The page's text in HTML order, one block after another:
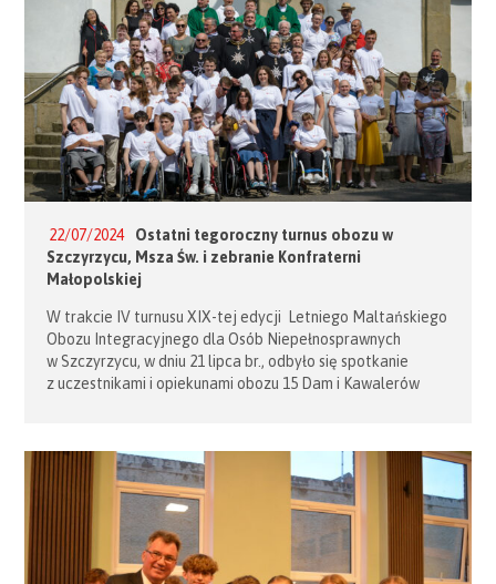
22/07/2024
Ostatni tegoroczny turnus obozu w
Szczyrzycu, Msza Św. i zebranie Konfraterni
Małopolskiej
W trakcie IV turnusu XIX-tej edycji Letniego Maltańskiego
Obozu Integracyjnego dla Osób Niepełnosprawnych
w Szczyrzycu, w dniu 21 lipca br., odbyło się spotkanie
z uczestnikami i opiekunami obozu 15 Dam i Kawalerów
zgromadzenie jej członków podjęło dyskusję w celu
modyfikacji formowania duchowego i wypracowano nowy
całoroczny kalendarz wspólnych Mszy Św. z inspiracji
kapelanów […]